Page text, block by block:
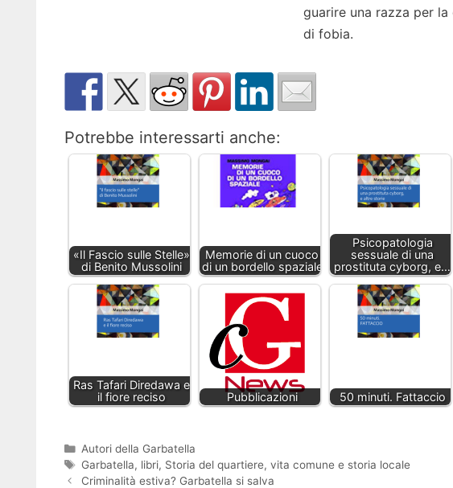
guarire una razza per
di fobia.
Potrebbe interessarti anche:
«Il Fascio sulle Stelle»
di Benito Mussolini
Memorie di un cuoco
di un bordello spaziale
Psicopatologia
sessuale di una
prostituta cyborg, e…
Ras Tafari Diredawa e
il fiore reciso
Pubblicazioni 50 minuti. Fattaccio
Autori della Garbatella
Garbatella, libri, Storia del quartiere, vita comune e storia locale
Criminalità estiva? Garbatella si salva